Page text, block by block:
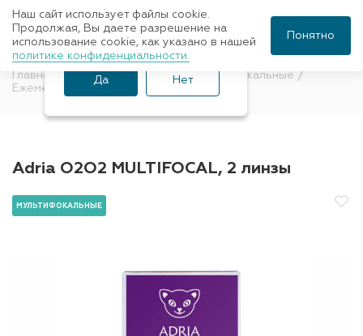
Главная Контактные линзы
Мультифокальные
Ежемесячные
Adria O2O2 MULTIFOCAL, 2 линзы
МУЛЬТИФОКАЛЬНЫЕ
Ваш город Санкт-
Петербург?
Да Нет
Наш сайт использует файлы cookie.
Продолжая, Вы даете разрешение на
использование cookie, как указано в нашей
политике конфиденциальности.
Понятно